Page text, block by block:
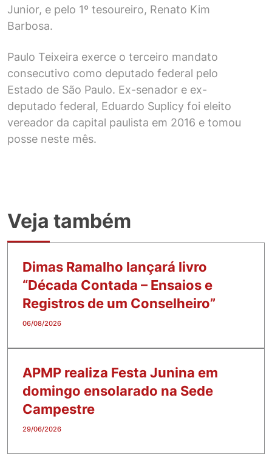
Junior, e pelo 1º tesoureiro, Renato Kim
Barbosa.
Paulo Teixeira exerce o terceiro mandato
consecutivo como deputado federal pelo
Estado de São Paulo. Ex-senador e ex-
deputado federal, Eduardo Suplicy foi eleito
vereador da capital paulista em 2016 e tomou
posse neste mês.
Veja também
Dimas Ramalho lançará livro
“Década Contada – Ensaios e
Registros de um Conselheiro”
06/08/2026
APMP realiza Festa Junina em
domingo ensolarado na Sede
Campestre
29/06/2026